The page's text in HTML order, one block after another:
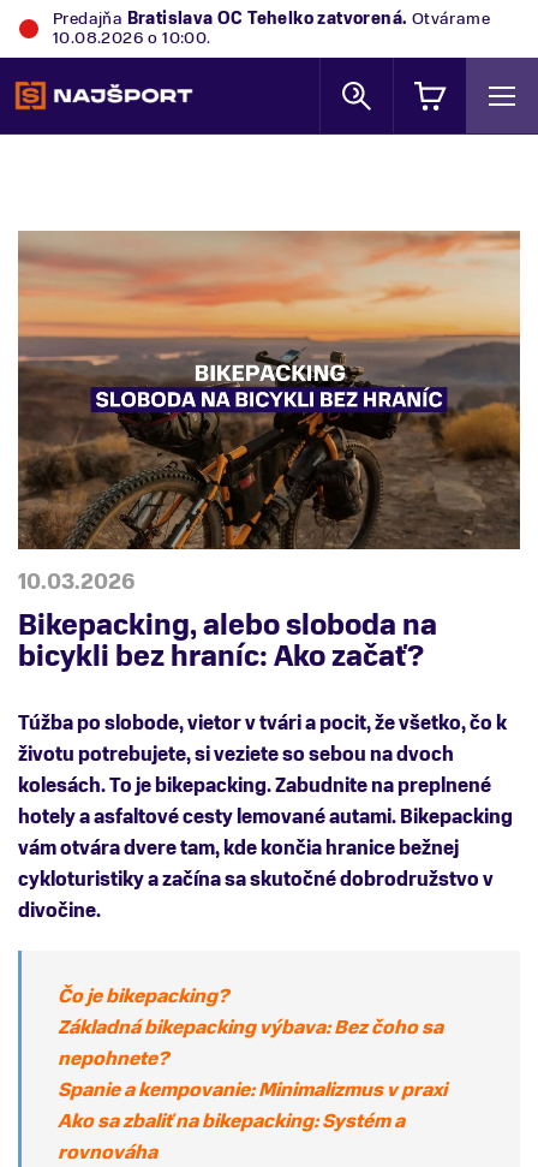
Predajňa Bratislava OC Tehelkozatvorená. Otvárame
10.08.2026 o 10:00.
10.03.2026
Bikepacking, alebo sloboda na
bicykli bez hraníc: Ako začať?
Túžba po slobode, vietor v tvári a pocit, že všetko, čo k
životu potrebujete, si veziete so sebou na dvoch
kolesách. To je bikepacking. Zabudnite na preplnené
hotely a asfaltové cesty lemované autami. Bikepacking
vám otvára dvere tam, kde končia hranice bežnej
cykloturistiky a začína sa skutočné dobrodružstvo v
divočine.
Čo je bikepacking?
Základná bikepacking výbava: Bez čoho sa
nepohnete?
Spanie a kempovanie: Minimalizmus v praxi
Ako sa zbaliť na bikepacking: Systém a
rovnováha